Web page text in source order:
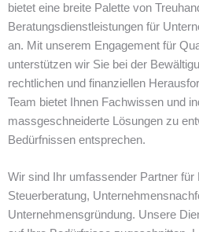
bietet eine breite Palette von
Beratungsdienstleistungen für
an. Mit unserem Engagement für
unterstützen wir Sie bei der
rechtlichen und finanziellen
Team bietet Ihnen Fachwissen und
massgeschneiderte Lösungen zu
Bedürfnissen entsprechen.
Wir sind Ihr umfassender Partner für
Steuerberatung,
Unternehmensgründung. Unsere